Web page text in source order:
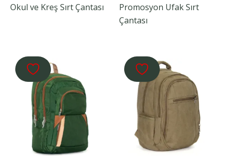
Okul ve Kreş Sırt Çantası
Promosyon Ufak Sırt
Çantası